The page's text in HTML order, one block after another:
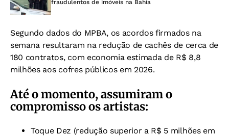
fraudulentos de imóveis na Bahia
Segundo dados do MPBA, os acordos firmados na
semana resultaram na redução de cachês de cerca de
180 contratos, com economia estimada de R$ 8,8
milhões aos cofres públicos em 2026.
Até o momento, assumiram o
compromisso os artistas:
Toque Dez (redução superior a R$ 5 milhões em